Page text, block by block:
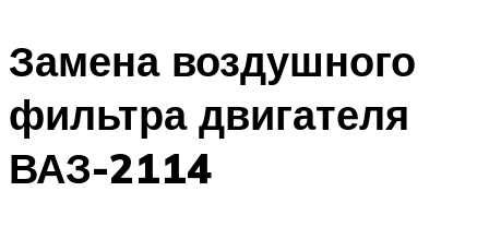
Замена воздушного
фильтра двигателя
ВАЗ-2114